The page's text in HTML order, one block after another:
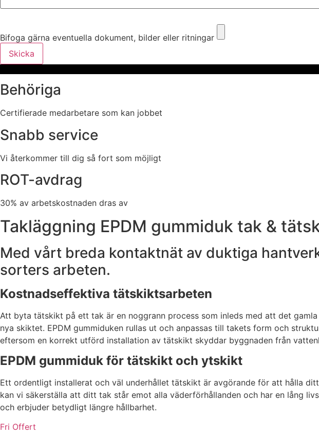
Bifoga gärna eventuella dokument, bilder eller ritningar
Skicka
Behöriga
Certifierade medarbetare som kan jobbet
Snabb service
Vi återkommer till dig så fort som möjligt
ROT-avdrag
30% av arbetskostnaden dras av
Takläggning EPDM gummiduk tak &
Med vårt breda kontaktnät av duktiga
sorters arbeten.
Kostnadseffektiva tätskiktsarbeten
Att byta tätskikt på ett tak är en noggrann process som inleds med att det
nya skiktet. EPDM gummiduken rullas ut och anpassas till takets form och
eftersom en korrekt utförd installation av tätskikt skyddar byggnaden från
EPDM gummiduk för tätskikt och ytskikt
Ett ordentligt installerat och väl underhållet tätskikt är avgörande för att hålla
kan vi säkerställa att ditt tak står emot alla väderförhållanden och har en lång
och erbjuder betydligt längre hållbarhet.
Fri Offert